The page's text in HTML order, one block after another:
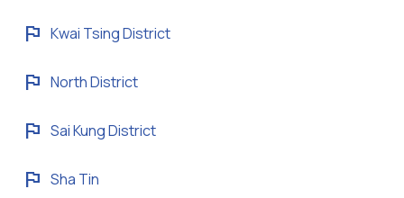
flag Kwai Tsing District
flag North District
flag Sai Kung District
flag Sha Tin